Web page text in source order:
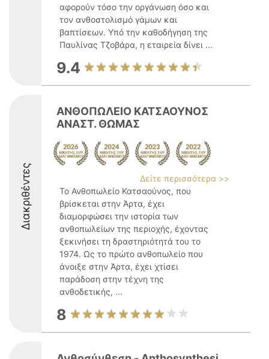
αφορούν τόσο την οργάνωση όσο και
τον ανθοστολισμό γάμων και
βαπτίσεων. Υπό την καθοδήγηση της
Παυλίνας Τζοβάρα, η εταιρεία δίνει ...
9.4
Διακριθέντες
ΑΝΘΟΠΩΛΕΙΟ ΚΑΤΣΑΟΥΝΟΣ
ΑΝΑΣΤ. ΘΩΜΑΣ
Δείτε περισσότερα >>
Το Ανθοπωλείο Κατσαούνος, που
βρίσκεται στην Άρτα, έχει
διαμορφώσει την ιστορία των
ανθοπωλείων της περιοχής, έχοντας
ξεκινήσει τη δραστηριότητά του το
1974. Ως το πρώτο ανθοπωλείο που
άνοιξε στην Άρτα, έχει χτίσει
παράδοση στην τέχνη της
ανθοδετικής, ...
8